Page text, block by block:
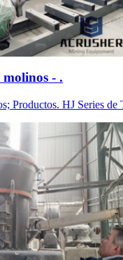
molinos - .
Productos. HJ Series